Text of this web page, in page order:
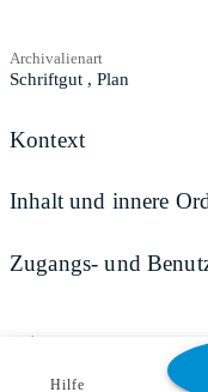
Archivalienart
Schriftgut , Plan
Kontext
Inhalt und innere
Zugangs- und
Teilen
Hilfe